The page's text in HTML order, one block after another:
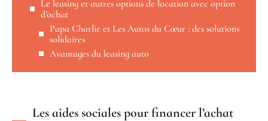
Le leasing et autres options de location avec option
d’achat
Papa Charlie et Les Autos du Cœur : des solutions
solidaires
Avantages du leasing auto
Les aides sociales pour financer l’achat